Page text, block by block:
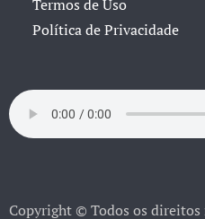
Termos de Uso
Política de Privacidade
Copyright © Todos os direitos